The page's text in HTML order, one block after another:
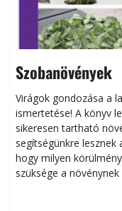
Szobanövények
Virágok gondozása a
ismertetése! A könyv
sikeresen tart­ha­tó
segítségünkre
hogy milyen
szüksége a